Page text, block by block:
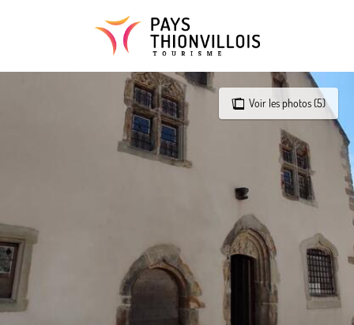
Voir les photos (5)